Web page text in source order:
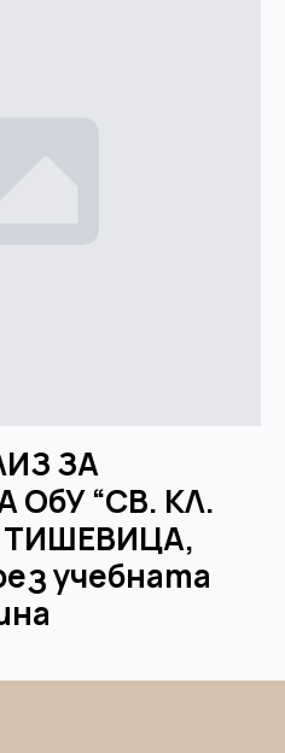
ЗА
“СВ. КЛ.
ТИШЕВИЦА,
учебната